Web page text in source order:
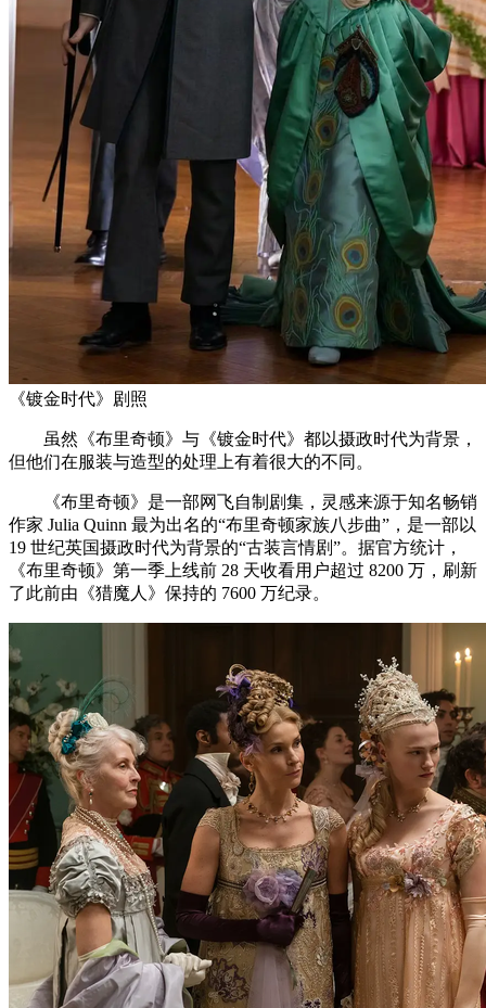
《镀金时代》剧照
虽然《布里奇顿》与《镀金时代》都以摄政时代为背景，
但他们在服装与造型的处理上有着很大的不同。
《布里奇顿》是一部网飞自制剧集，灵感来源于知名畅销
作家 Julia Quinn 最为出名的“布里奇顿家族八步曲”，是一部以
19 世纪英国摄政时代为背景的“古装言情剧”。据官方统计，
《布里奇顿》第一季上线前 28 天收看用户超过 8200 万，刷新
了此前由《猎魔人》保持的 7600 万纪录。